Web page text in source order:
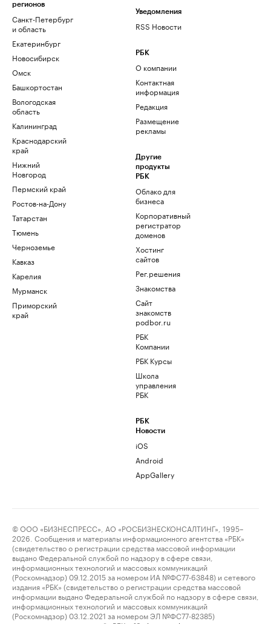
регионов
Санкт-Петербург
и область
Екатеринбург
Новосибирск
Омск
Башкортостан
Вологодская
область
Калининград
Краснодарский
край
Нижний
Новгород
Пермский край
Ростов-на-Дону
Татарстан
Тюмень
Черноземье
Кавказ
Карелия
Мурманск
Приморский
край
Уведомления
RSS Новости
РБК
О компании
Контактная
информация
Редакция
Размещение
рекламы
Другие
продукты
РБК
Облако для
бизнеса
Корпоративный
регистратор
доменов
Хостинг
сайтов
Рег.решения
Знакомства
Сайт
знакомств
podbor.ru
РБК
Компании
РБК Курсы
Школа
управления
РБК
РБК
Новости
iOS
Android
AppGallery
© ООО «БИЗНЕСПРЕСС», АО «РОСБИЗНЕСКОНСАЛТИНГ», 1995–
2026. Сообщения и материалы информационного агентства «РБК»
(свидетельство о регистрации средства массовой информации
выдано Федеральной службой по надзору в сфере связи,
информационных технологий и массовых коммуникаций
(Роскомнадзор) 09.12.2015 за номером ИА №ФС77-63848) и сетевого
издания «РБК» (свидетельство о регистрации средства массовой
информации выдано Федеральной службой по надзору в сфере связи,
информационных технологий и массовых коммуникаций
(Роскомнадзор) 03.12.2021 за номером ЭЛ №ФС77-82385)